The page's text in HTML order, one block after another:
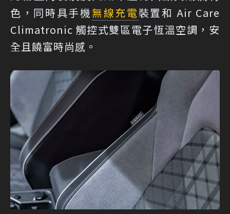
色，同時具手機無線充電裝置和 Air Care
Climatronic 觸控式雙區電子恆溫空調，安
全且饒富時尚感。